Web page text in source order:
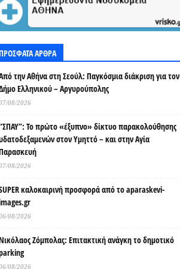
ΑΡΘΡΑ
την Αθήνα στη Σεούλ: Παγκόσμια διάκριση για τον
Ελληνικού – Αργυρούπολης
08/2026
Το πρώτο «έξυπνο» δίκτυο παρακολούθησης
στον Υμηττό – και στην Αγία
08/2026
καλοκαιρινή προσφορά από το aparaskevi-
08/2026
Ζόμπολας: Επιτακτική ανάγκη το δημοτικό
08/2026